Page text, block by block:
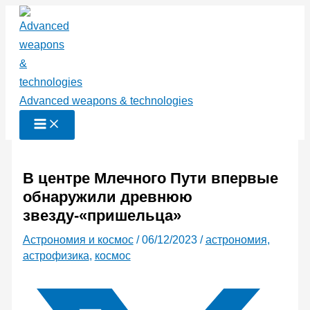
Перейти
содержимому
Advanced weapons & technologies
В центре Млечного Пути впервые
обнаружили древнюю
звезду-«пришельца»
Астрономия и космос/06/12/2023 /астрономия,
астрофизика, космос